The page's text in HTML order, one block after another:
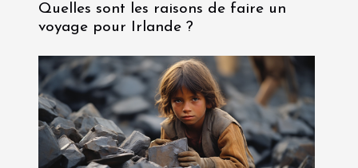
Quelles sont les raisons de faire un
voyage pour Irlande ?